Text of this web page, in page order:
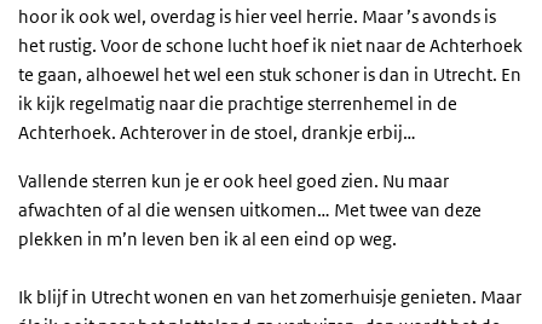
hoor ik ook wel, overdag is hier veel herrie. Maar ’s avonds is
het rustig. Voor de schone lucht hoef ik niet naar de Achterhoek
te gaan, alhoewel het wel een stuk schoner is dan in Utrecht. En
ik kijk regelmatig naar die prachtige sterrenhemel in de
Achterhoek. Achterover in de stoel, drankje erbij…
Vallende sterren kun je er ook heel goed zien. Nu maar
afwachten of al die wensen uitkomen… Met twee van deze
plekken in m’n leven ben ik al een eind op weg.
Ik blijf in Utrecht wonen en van het zomerhuisje genieten. Maar